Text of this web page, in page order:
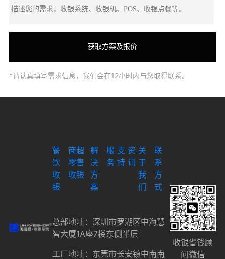
*请认真填写需求信息，我们会在12小时内与您取得联系。
餐
饮
收
银
商超
零售
收银
解
决
方
案
服
务
支
持
资
讯
关
于
我
们
联
系
方
式
总部地址：深圳市罗湖区中海慧
智大厦1A座7楼东侧半层
工厂地址：东莞市长安镇中南南
收银省钱顾
问微信